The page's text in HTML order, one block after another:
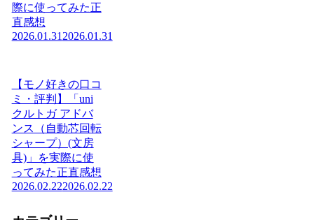
際に使ってみた正
直感想
2026.01.31 2026.01.31
【モノ好きの口コ
ミ・評判】「uni
クルトガ アドバ
ンス（自動芯回転
シャープ）(文房
具)」を実際に使
ってみた正直感想
2026.02.222026.02.22